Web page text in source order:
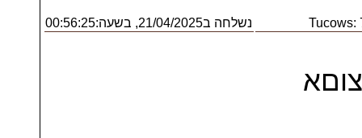
Tucows: נשלחה ב21/04/2025, בשעה:00:56:25